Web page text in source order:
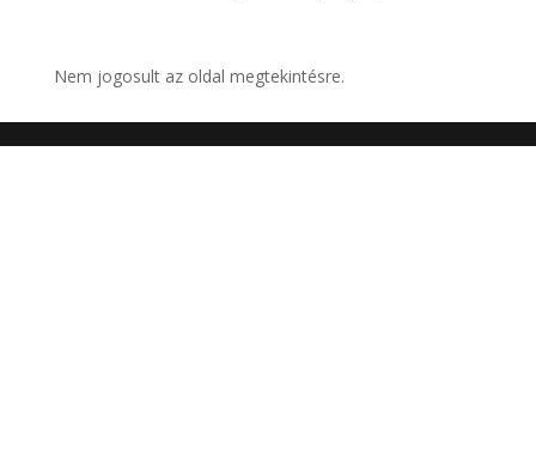
Nem jogosult az oldal megtekintésre.